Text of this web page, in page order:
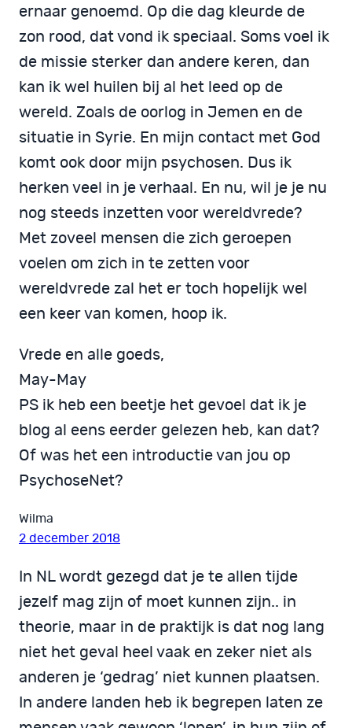
ernaar genoemd. Op die dag kleurde de
zon rood, dat vond ik speciaal. Soms voel ik
de missie sterker dan andere keren, dan
kan ik wel huilen bij al het leed op de
wereld. Zoals de oorlog in Jemen en de
situatie in Syrie. En mijn contact met God
komt ook door mijn psychosen. Dus ik
herken veel in je verhaal. En nu, wil je je nu
nog steeds inzetten voor wereldvrede?
Met zoveel mensen die zich geroepen
voelen om zich in te zetten voor
wereldvrede zal het er toch hopelijk wel
een keer van komen, hoop ik.
Vrede en alle goeds,
May-May
PS ik heb een beetje het gevoel dat ik je
blog al eens eerder gelezen heb, kan dat?
Of was het een introductie van jou op
PsychoseNet?
Wilma
2 december 2018
In NL wordt gezegd dat je te allen tijde
jezelf mag zijn of moet kunnen zijn.. in
theorie, maar in de praktijk is dat nog lang
niet het geval heel vaak en zeker niet als
anderen je ‘gedrag’ niet kunnen plaatsen.
In andere landen heb ik begrepen laten ze